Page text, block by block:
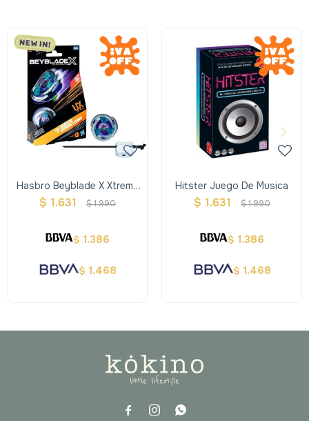
Hasbro Beyblade X Xtreme
Trompo + Lanzador -
$ 1.631 $1.990
$ 1.386
$ 1.468
Hitster Juego De Musica
$ 1.631 $1.990
$ 1.386
$ 1.468
  